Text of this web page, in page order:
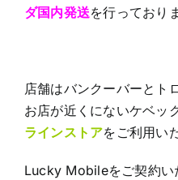
ダ国内発送を行っており
店舗はバンクーバーとト
お店が近くにないケベッ
ラインストアをご利用い
Lucky Mobileをご契約い